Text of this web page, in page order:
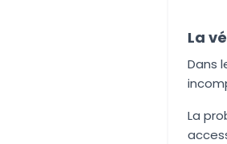
La
Dans
La